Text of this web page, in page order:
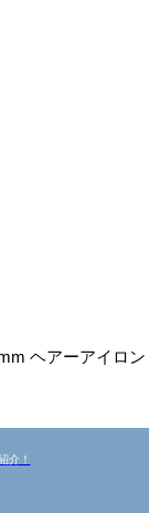
ヘアーアイロン
介！